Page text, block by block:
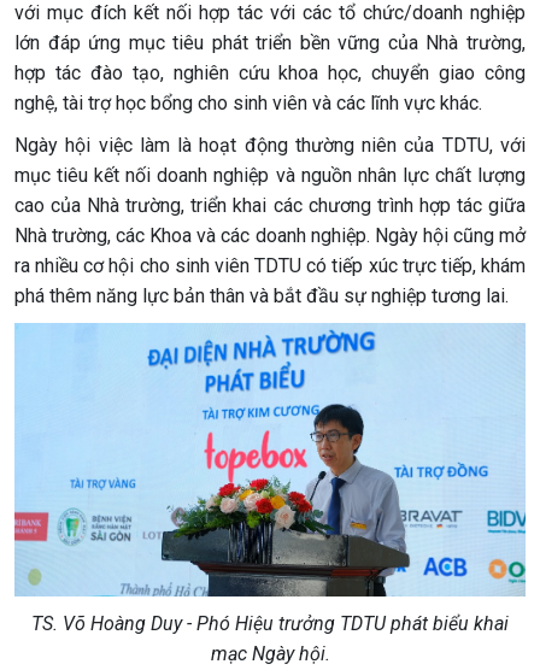
với mục đích kết nối hợp tác với các tổ chức/doanh nghiệp
lớn đáp ứng mục tiêu phát triển bền vững của Nhà trường,
hợp tác đào tạo, nghiên cứu khoa học, chuyển giao công
nghệ, tài trợ học bổng cho sinh viên và các lĩnh vực khác.
Ngày hội việc làm là hoạt động thường niên của TDTU, với
mục tiêu kết nối doanh nghiệp và nguồn nhân lực chất lượng
cao của Nhà trường, triển khai các chương trình hợp tác giữa
Nhà trường, các Khoa và các doanh nghiệp. Ngày hội cũng mở
ra nhiều cơ hội cho sinh viên TDTU có tiếp xúc trực tiếp, khám
phá thêm năng lực bản thân và bắt đầu sự nghiệp tương lai.
TS. Võ Hoàng Duy - Phó Hiệu trưởng TDTU phát biểu khai
mạc Ngày hội.